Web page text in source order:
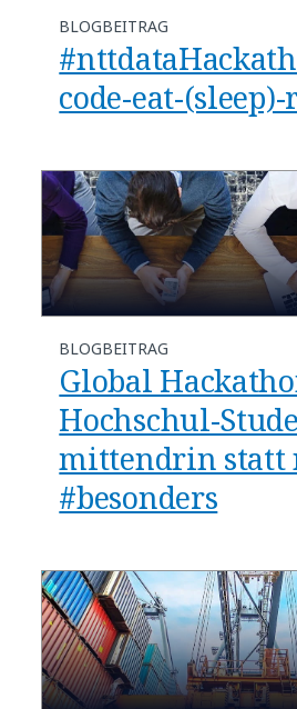
BLOGBEITRAG
code-eat-
BLOGBEITRAG
Global
Hochschul-
mittendrin statt
#besonders